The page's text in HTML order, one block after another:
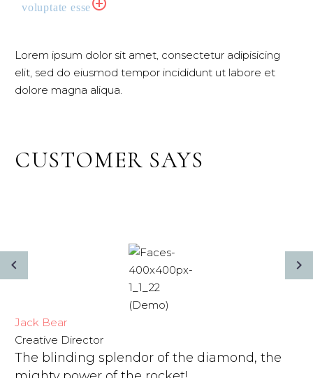
voluptate esse
Lorem ipsum dolor sit amet, consectetur adipisicing
elit, sed do eiusmod tempor incididunt ut labore et
dolore magna aliqua.
CUSTOMER SAYS
Jack Bear
Creative Director
The blinding splendor of the diamond, the